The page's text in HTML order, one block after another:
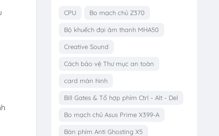
CPU Bo mạch chủ Z370
Bộ khuếch đại âm thanh MHA50
Creative Sound
Cách bảo vệ Thư mục an toàn
card màn hình
Bill Gates & Tổ hợp phím Ctrl - Alt - Del
Bo mạch chủ Asus Prime X399-A
Bàn phím Anti Ghosting X5